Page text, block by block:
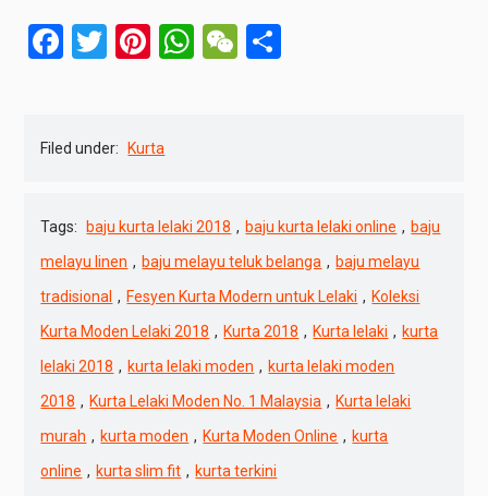
Facebook
Twitter
Pinterest
WhatsApp
WeChat
Filed under: Kurta
Tags: baju kurta lelaki 2018 , baju kurta lelaki online , baju
melayu linen , baju melayu teluk belanga , baju melayu
tradisional , Fesyen Kurta Modern untuk Lelaki , Koleksi
Kurta Moden Lelaki 2018 , Kurta 2018 , Kurta lelaki , kurta
lelaki 2018 , kurta lelaki moden , kurta lelaki moden
2018 , Kurta Lelaki Moden No. 1 Malaysia , Kurta lelaki
murah , kurta moden , Kurta Moden Online , kurta
online , kurta slim fit , kurta terkini